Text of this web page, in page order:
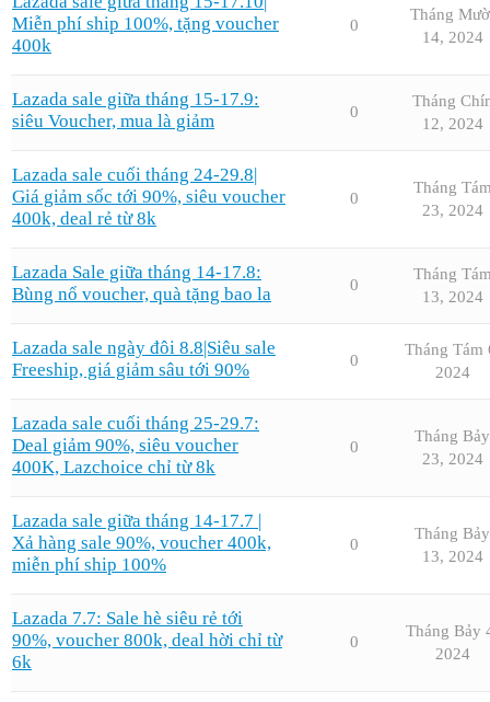
Miễn phí ship 100%, tặng voucher
400k
0
Tháng
14, 2024
Lazada sale giữa tháng 15-17.9:
siêu Voucher, mua là giảm
0
Tháng
12, 2024
Lazada sale cuối tháng 24-29.8|
Giá giảm sốc tới 90%, siêu voucher
400k, deal rẻ từ 8k
0
Tháng
23, 2024
Lazada Sale giữa tháng 14-17.8:
Bùng nổ voucher, quà tặng bao la
0
Tháng
13, 2024
Lazada sale ngày đôi 8.8|Siêu sale
Freeship, giá giảm sâu tới 90%
0
Tháng Tám
2024
Lazada sale cuối tháng 25-29.7:
Deal giảm 90%, siêu voucher
400K, Lazchoice chỉ từ 8k
0
Tháng Bảy
23, 2024
Lazada sale giữa tháng 14-17.7 |
Xả hàng sale 90%, voucher 400k,
miễn phí ship 100%
0
Tháng Bảy
13, 2024
Lazada 7.7: Sale hè siêu rẻ tới
90%, voucher 800k, deal hời chỉ từ
6k
0
Tháng Bảy
2024